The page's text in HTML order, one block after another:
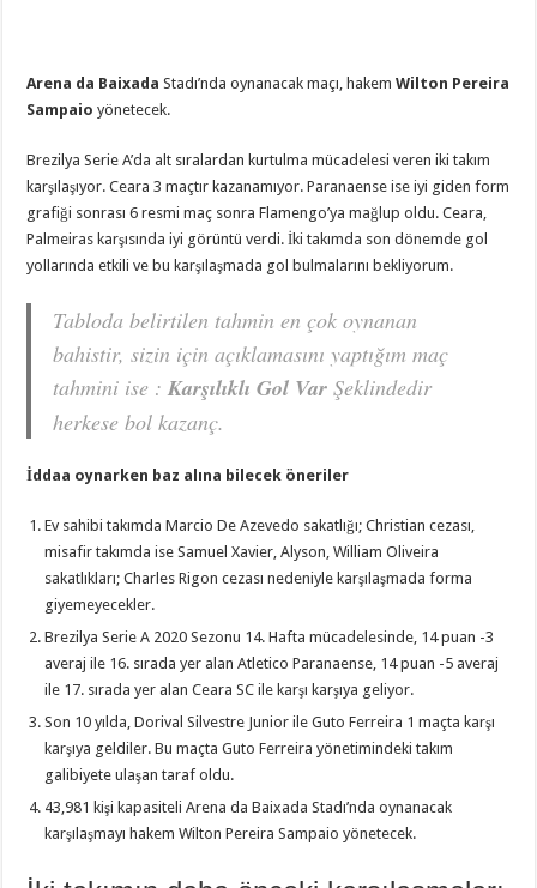
Arena da Baixada Stadı’nda oynanacak maçı, hakemWilton Pereira
Sampaio yönetecek.
Brezilya Serie A’da alt sıralardan kurtulma mücadelesi veren iki takım
karşılaşıyor. Ceara 3 maçtır kazanamıyor. Paranaense ise iyi giden form
grafiği sonrası 6 resmi maç sonra Flamengo’ya mağlup oldu. Ceara,
Palmeiras karşısında iyi görüntü verdi. İki takımda son dönemde gol
yollarında etkili ve bu karşılaşmada gol bulmalarını bekliyorum.
Tabloda belirtilen tahmin en çok oynanan
bahistir, sizin için açıklamasını yaptığım maç
tahmini ise :Karşılıklı Gol VarŞeklindedir
herkese bol kazanç.
İddaa oynarken baz alına bilecek öneriler
Ev sahibi takımda Marcio De Azevedo sakatlığı; Christian cezası,
misafir takımda ise Samuel Xavier, Alyson, William Oliveira
sakatlıkları; Charles Rigon cezası nedeniyle karşılaşmada forma
giyemeyecekler.
Brezilya Serie A 2020 Sezonu 14. Hafta mücadelesinde, 14 puan -3
averaj ile 16. sırada yer alan Atletico Paranaense, 14 puan -5 averaj
ile 17. sırada yer alan Ceara SC ile karşı karşıya geliyor.
Son 10 yılda, Dorival Silvestre Junior ile Guto Ferreira 1 maçta karşı
karşıya geldiler. Bu maçta Guto Ferreira yönetimindeki takım
galibiyete ulaşan taraf oldu.
43,981 kişi kapasiteli Arena da Baixada Stadı’nda oynanacak
karşılaşmayı hakem Wilton Pereira Sampaio yönetecek.